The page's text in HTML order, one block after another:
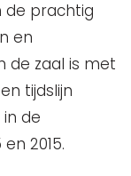
de prachtig
en
de zaal is met
tijdslijn
de
2015.